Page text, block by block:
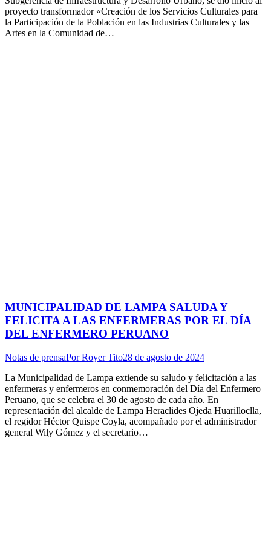
proyecto transformador «Creación de los Servicios Culturales para
la Participación de la Población en las Industrias Culturales y las
Artes en la Comunidad de…
MUNICIPALIDAD DE LAMPA SALUDA Y
FELICITA A LAS ENFERMERAS POR EL DÍA
DEL ENFERMERO PERUANO
Notas de prensaPorRoyer Tito28 de agosto de 2024
La Municipalidad de Lampa extiende su saludo y felicitación a las
enfermeras y enfermeros en conmemoración del Día del Enfermero
Peruano, que se celebra el 30 de agosto de cada año. En
representación del alcalde de Lampa Heraclides Ojeda Huarilloclla,
el regidor Héctor Quispe Coyla, acompañado por el administrador
general Wily Gómez y el secretario…